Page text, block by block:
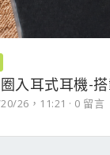
入耳式耳機-
26，11:21 0 留言